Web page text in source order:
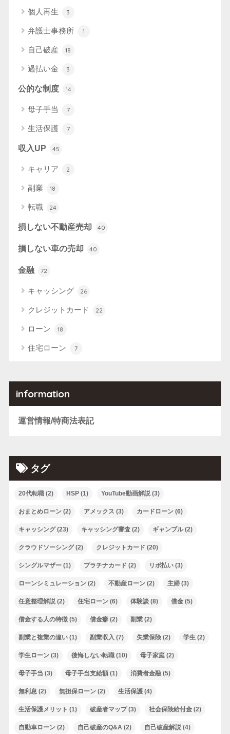
個人再生 3
弁護士事務所 1
自己破産 18
過払い金 3
公的な制度 14
母子手当 7
生活保護 7
収入UP 45
キャリア 2
副業 18
転職 24
損しない不動産売却 40
損しない車の売却 40
金融 72
キャッシング 26
クレジットカード 22
ローン 18
住宅ローン 7
information
運営情報/特商法表記
タグ
20代転職(2) HSP(1) YouTube動画解説(3)
おまとめローン(2) アメックス (3) カードローン(6)
キャッシング(23) キャッシング審査(2) ギャンブル(2)
クラウドソーシング(2) クレジットカード (20)
シングルマザー(1) プラチナカード (2) リボ払い(3)
ローンシミュレーション(2) 不動産ローン(2) 主婦(3)
任意整理解説(2) 住宅ローン(6) 体験談(8) 借金(5)
借金する人の特徴(5) 借金癖(2) 副業(2)
副業と複業の違い(1) 副業収入 (7) 失業保険(2) 学生(2)
学生ローン(3) 後悔しない転職(10) 母子家庭(2)
母子手当 (3) 母子手当支給額(1) 消費者金融(5)
無利息(2) 無担保ローン(2) 生活保護(4)
生活保護メリット (1) 破産者マップ(3) 社会保険給付金(2)
自動車ローン(2) 自己破産のQ&A(2) 自己破産解説(4)